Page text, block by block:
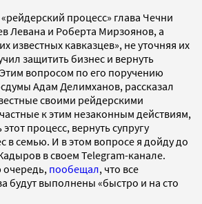
процесс» глава Чечни
Левана и Роберта Мирзоянов, а
известных кавказцев», не уточняя их
защитить бизнес и вернуть
вопросом по его поручению
Адам Делимханов, рассказал
своими рейдерскими
к этим незаконным действиям,
процесс, вернуть супругу
в семью. И в этом вопросе я дойду до
в своем Telegram-канале.
пообещал, что все
будут выполнены «быстро и на сто